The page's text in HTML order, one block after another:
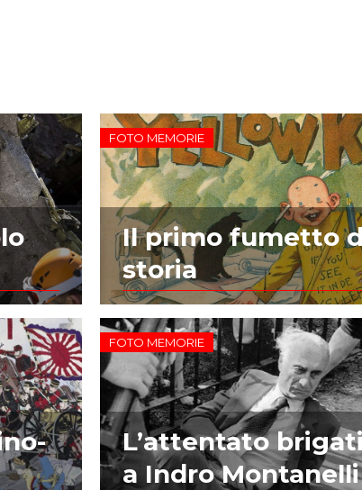
FOTO MEMORIE
Il primo fumetto
storia
FOTO MEMORIE
L’attentato
a Indro Montanelli